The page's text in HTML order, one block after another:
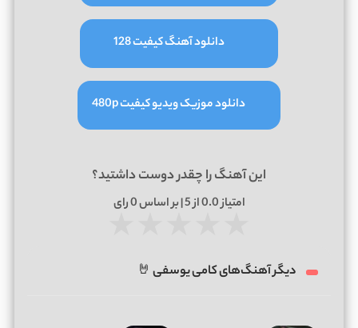
دانلود آهنگ کیفیت 128
دانلود موزیک ویدیو کیفیت 480p
این آهنگ را چقدر دوست داشتید؟
امتیاز0.0از 5 | بر اساس 0رای
دیگر آهنگ‌های کامی یوسفی 🤘